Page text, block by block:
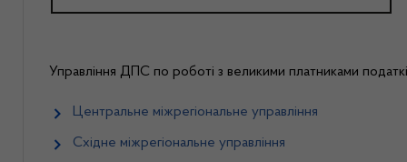
Управління ДПС по роботі з великими платниками
Центральне міжрегіональне управління
Східне міжрегіональне управління